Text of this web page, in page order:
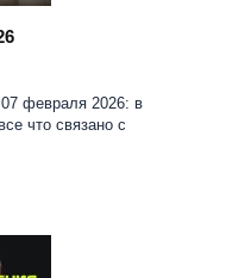
февраля 2026: в
что связано с